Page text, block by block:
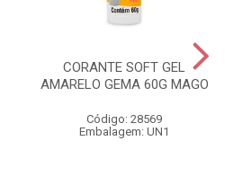
CORANTE SOFT GEL
AMARELO GEMA 60G MAGO
Código: 28569
Embalagem: UN1